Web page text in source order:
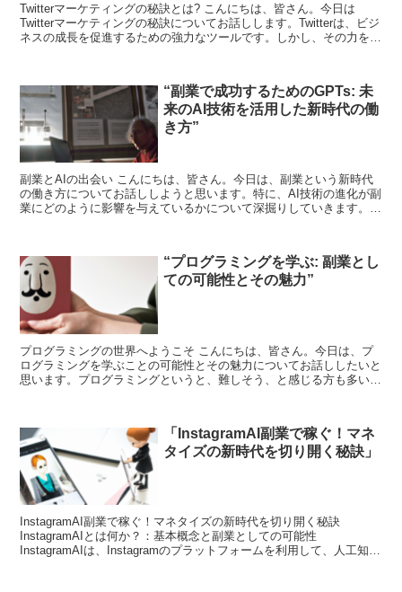
Twitterマーケティングの秘訣とは? こんにちは、皆さん。今日は
Twitterマーケティングの秘訣についてお話しします。Twitterは、ビジ
ネスの成長を促進するための強力なツールです。しかし、その力を最
“副業で成功するためのGPTs: 未
来のAI技術を活用した新時代の働
き方”
副業とAIの出会い こんにちは、皆さん。今日は、副業という新時代
の働き方についてお話ししようと思います。特に、AI技術の進化が副
業にどのように影響を与えているかについて深掘りしていきます。
“プログラミングを学ぶ: 副業とし
ての可能性とその魅力”
プログラミングの世界へようこそ こんにちは、皆さん。今日は、プ
ログラミングを学ぶことの可能性とその魅力についてお話ししたいと
思います。プログラミングというと、難しそう、と感じる方も多いか
「InstagramAI副業で稼ぐ！マネ
タイズの新時代を切り開く秘訣」
InstagramAI副業で稼ぐ！マネタイズの新時代を切り開く秘訣
InstagramAIとは何か？：基本概念と副業としての可能性
InstagramAIは、Instagramのプラットフォームを利用して、人工知能